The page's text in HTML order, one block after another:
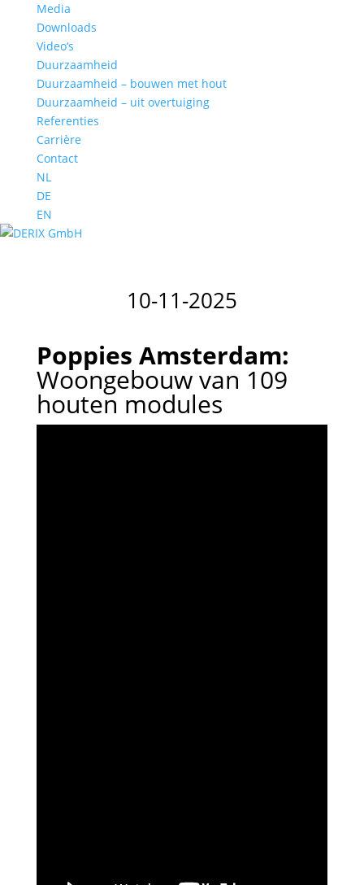
Media
Downloads
Video‘s
Duurzaamheid
Duurzaamheid – bouwen met hout
Duurzaamheid – uit overtuiging
Referenties
Carrière
Contact
NL
DE
EN
10-11-2025
Poppies Amsterdam:
Woongebouw van 109
houten modules